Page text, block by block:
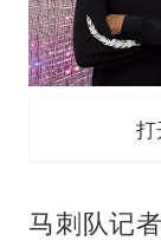
打
马刺队记